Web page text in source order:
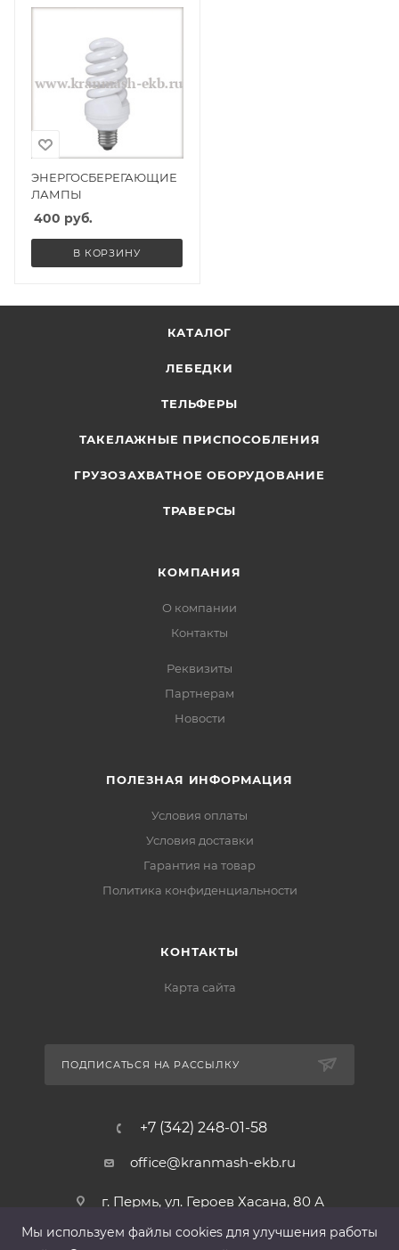
ЭНЕРГОСБЕРЕГАЮЩИЕ
ЛАМПЫ
400 руб.
В КОРЗИНУ
КАТАЛОГ
ЛЕБЕДКИ
ТЕЛЬФЕРЫ
ТАКЕЛАЖНЫЕ ПРИСПОСОБЛЕНИЯ
ГРУЗОЗАХВАТНОЕ ОБОРУДОВАНИЕ
ТРАВЕРСЫ
КОМПАНИЯ
О компании
Контакты
Реквизиты
Партнерам
Новости
ПОЛЕЗНАЯ ИНФОРМАЦИЯ
Условия оплаты
Условия доставки
Гарантия на товар
Политика конфиденциальности
КОНТАКТЫ
Карта сайта
ПОДПИСАТЬСЯ НА РАССЫЛКУ
+7 (342) 248-01-58
office@kranmash-ekb.ru
г. Пермь, ул. Героев Хасана, 80 А
Мы используем файлы cооkies для улучшения работы